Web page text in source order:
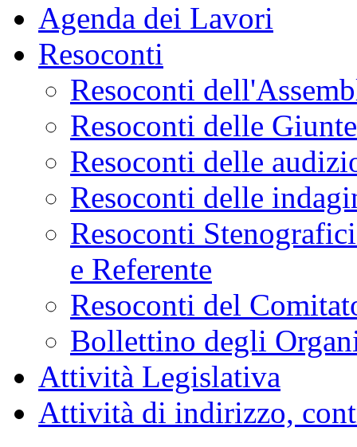
Agenda dei Lavori
Resoconti
Resoconti
Resoconti delle
Resoconti delle
Resoconti delle
Resoconti
e Referente
Resoconti del
Bollettino degli
Attività Legislativa
Attività di indirizzo,